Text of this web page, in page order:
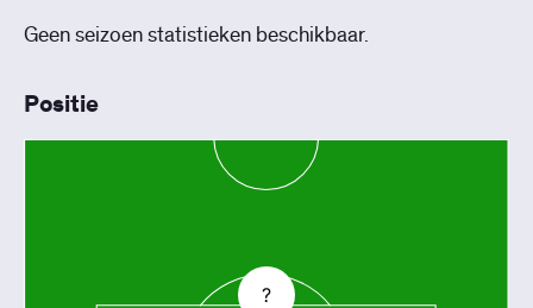
Geen seizoen statistieken beschikbaar.
Positie
?